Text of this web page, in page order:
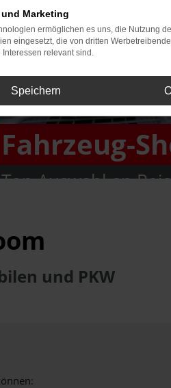
Fahrzeug-
Top Auswahl an
und PKW
Marketing
ermöglichen es uns, die Nutzung
eingesetzt, die von dritten
Interessen relevant sind.
Speichern